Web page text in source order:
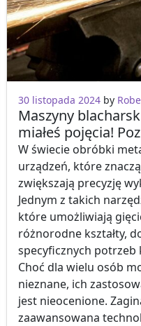
30 listopada 2024 by
Maszyny
miałeś pojęcia!
W świecie obróbki
urządzeń, które
zwiększają precyzję
Jednym z takich
które umożliwiają
różnorodne kształty,
specyficznych
Choć dla wielu osób
nieznane, ich
jest nieocenione.
zaawansowana